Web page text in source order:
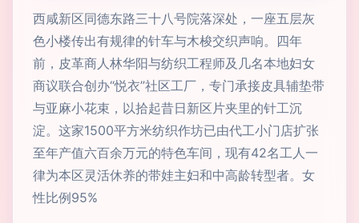
西咸新区同德东路三十八号院落深处，一座五层灰
色小楼传出有规律的针车与木梭交织声响。四年
前，皮革商人林华阳与纺织工程师及几名本地妇女
商议联合创办“悦衣”社区工厂，专门承接皮具辅垫带
与亚麻小花束，以拾起昔日新区片夹里的针工沉
淀。这家1500平方米纺织作坊已由代工小门店扩张
至年产值六百余万元的特色车间，现有42名工人一
律为本区灵活休养的带娃主妇和中高龄转型者。女
性比例95%